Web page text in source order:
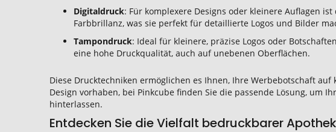
Digitaldruck: Für komplexere Designs oder kleinere Auflagen
Farbbrillanz, was sie perfekt für detaillierte Logos und Bilder
Tampondruck: Ideal für kleinere, präzise Logos oder
eine hohe Druckqualität, auch auf unebenen Oberflächen.
Diese Drucktechniken ermöglichen es Ihnen, Ihre Werbebotschaft
Design vorhaben, bei Pinkcube finden Sie die passende Lösung, um
hinterlassen.
Entdecken Sie die Vielfalt bedruckbarer